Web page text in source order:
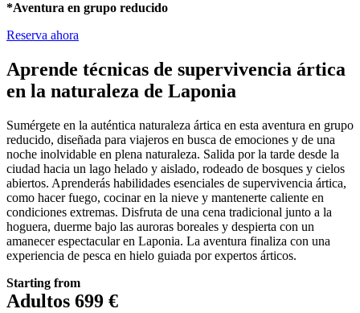
*Aventura en grupo reducido
Reserva ahora
Aprende técnicas de supervivencia ártica
en la naturaleza de Laponia
Sumérgete en la auténtica naturaleza ártica en esta aventura en grupo
reducido, diseñada para viajeros en busca de emociones y de una
noche inolvidable en plena naturaleza. Salida por la tarde desde la
ciudad hacia un lago helado y aislado, rodeado de bosques y cielos
abiertos. Aprenderás habilidades esenciales de supervivencia ártica,
como hacer fuego, cocinar en la nieve y mantenerte caliente en
condiciones extremas. Disfruta de una cena tradicional junto a la
hoguera, duerme bajo las auroras boreales y despierta con un
amanecer espectacular en Laponia. La aventura finaliza con una
experiencia de pesca en hielo guiada por expertos árticos.
Starting from
Adultos 699 €